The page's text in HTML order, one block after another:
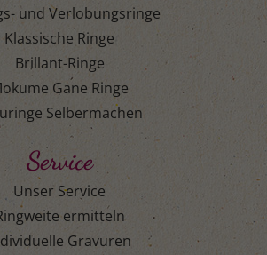
und Verlobungsringe
Klassische Ringe
Brillant-Ringe
Gane Ringe
Selbermachen
Service
Unser Service
ermitteln
Gravuren